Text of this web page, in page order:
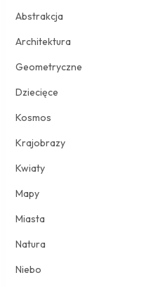
Abstrakcja
Architektura
Geometryczne
Dziecięce
Kosmos
Krajobrazy
Kwiaty
Mapy
Miasta
Natura
Niebo